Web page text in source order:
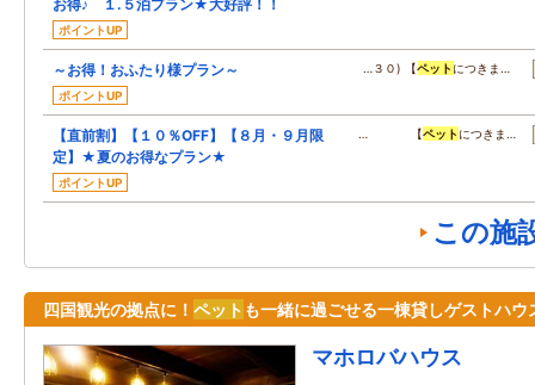
お得♪ １.５泊プラン★大好評！！
ポイントUP
～お得！おふたり様プラン～
ポイントUP
…３０) 【ペット につきま…
【直前割】【１０％OFF】【８月・９月限
定】★夏のお得なプラン★
ポイントUP
… 【ペット につきま…
この施
四国観光の拠点に！ ペット も一緒に過ごせる一棟貸しゲストハウ
マホロバハウス